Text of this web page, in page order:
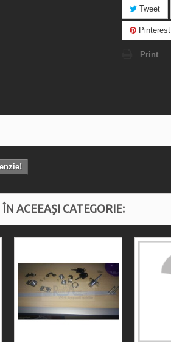
Tweet
Pinterest
Print
ACEEAȘI CATEGORIE: